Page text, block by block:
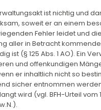
ist nichtig und
soweit er an einem
Fehler leidet und
aller in Betracht
ist (§ 125 Abs. 1 AO). Ein
und offenkundigen
er inhaltlich nicht so
sicher entnommen
wird (vgl. BFH-Urteil vom